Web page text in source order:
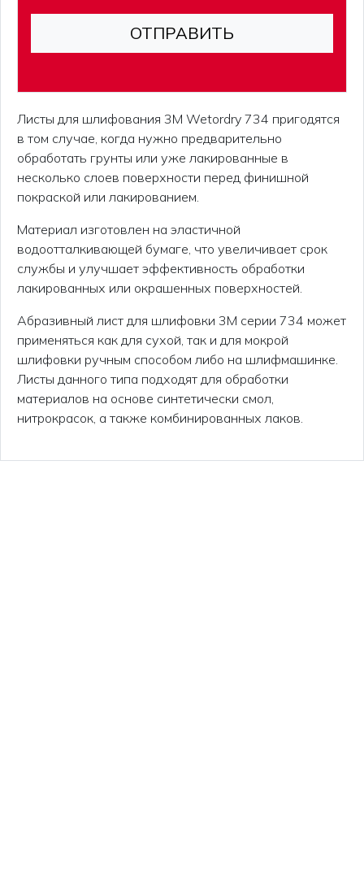
Листы для шлифования 3M Wetordry 734 пригодятся
в том случае, когда нужно предварительно
обработать грунты или уже лакированные в
несколько слоев поверхности перед финишной
покраской или лакированием.
Материал изготовлен на эластичной
водоотталкивающей бумаге, что увеличивает срок
службы и улучшает эффективность обработки
лакированных или окрашенных поверхностей.
Абразивный лист для шлифовки 3М серии 734 может
применяться как для сухой, так и для мокрой
шлифовки ручным способом либо на шлифмашинке.
Листы данного типа подходят для обработки
материалов на основе синтетически смол,
нитрокрасок, а также комбинированных лаков.